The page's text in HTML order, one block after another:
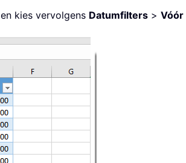
en kies vervolgens Datumfilters > Vóór